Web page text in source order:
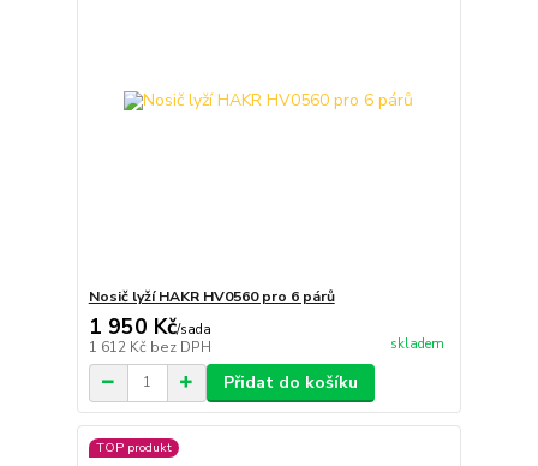
Nosič lyží HAKR HV0560 pro 6 párů
1 950 Kč/sada
1 612 Kč bez DPH skladem
Přidat do košíku
TOP produkt